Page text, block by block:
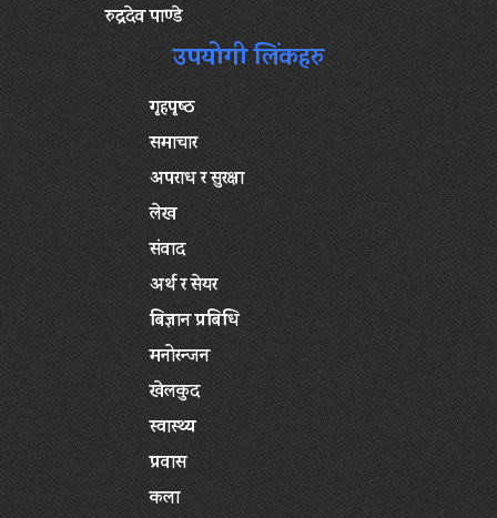
रुद्रदेव पाण्डे
उपयोगी लिंकहरु
गृहपृष्‍ठ
समाचार
अपराध र सुरक्षा
लेख
संवाद
अर्थ र सेयर
बिज्ञान प्रबिधि
मनोरन्जन
खेलकुद
स्वास्थ्य
प्रवास
कला